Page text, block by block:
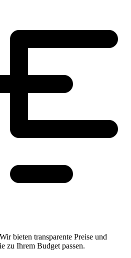
bieten transparente Preise und
zu Ihrem Budget passen.